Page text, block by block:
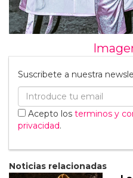
Suscribete a nuestra
Acepto los terminos y
privacidad.
Noticias relacionadas